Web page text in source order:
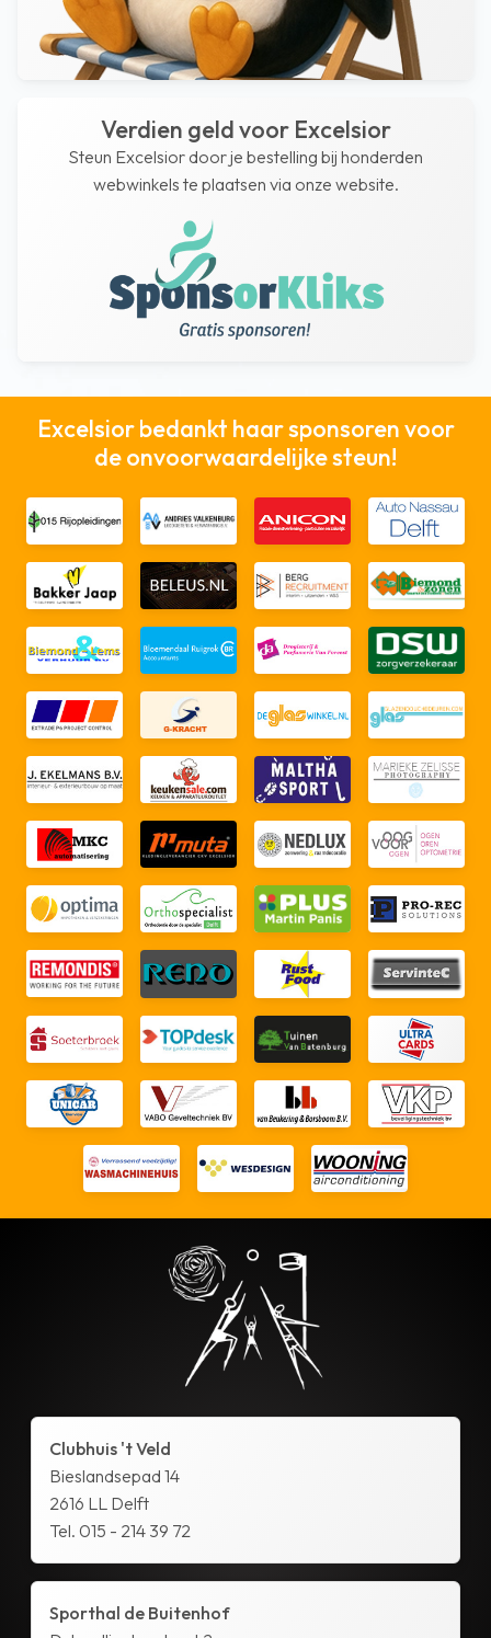
Verdien geld voor Excelsior
Steun Excelsior door je bestelling bij honderden
webwinkels te plaatsen via onze website.
Excelsior bedankt haar sponsoren voor
de onvoorwaardelijke steun!
Clubhuis 't Veld
Bieslandsepad 14
2616 LL Delft
Tel. 015 - 214 39 72
Sporthal de Buitenhof